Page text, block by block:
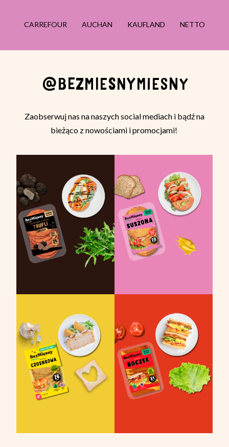
CARREFOUR AUCHAN KAUFLAND NETTO
@BEZMIESNYMIESNY
Zaobserwuj nas na naszych social mediach i bądź na
bieżąco z nowościami i promocjami!